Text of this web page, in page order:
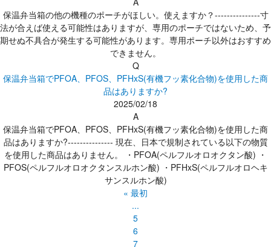
保温弁当箱の他の機種のポーチがほしい。使えますか？---------------寸
法が合えば使える可能性はありますが、専用のポーチではないため、予
期せぬ不具合が発生する可能性があります。専用ポーチ以外はおすすめ
できません。
Q
保温弁当箱でPFOA、PFOS、PFHxS(有機フッ素化合物)を使用した商
品はありますか?
2025/02/18
A
保温弁当箱でPFOA、PFOS、PFHxS(有機フッ素化合物)を使用した商
品はありますか?--------------- 現在、日本で規制されている以下の物質
を使用した商品はありません。 ・PFOA(ペルフルオロオクタン酸) ・
PFOS(ペルフルオロオクタンスルホン酸) ・PFHxS(ペルフルオロヘキ
サンスルホン酸)
« 最初
...
5
6
7